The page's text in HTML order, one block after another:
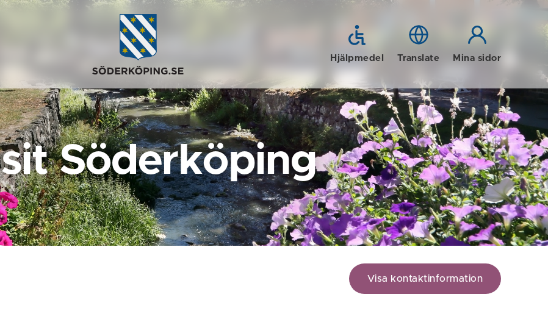
Hjälpmedel Translate Mina sidor
Söderköping
Visa kontaktinformation